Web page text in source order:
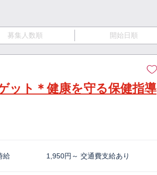
募集人数順 開始日順
ット＊健康を守る保健指導
給 1,950円～ 交通費支給あり